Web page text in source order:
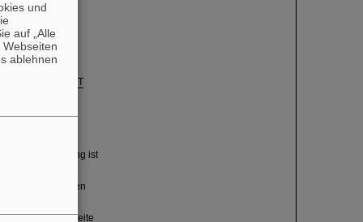
an das
IT
(Die Anleitung ist
Ausweis an den
auf dieser Seite
und
auf „Alle
ablehnen